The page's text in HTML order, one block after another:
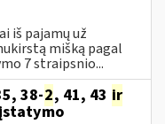
iš pajamų už
mišką pagal
7 straipsnio...
38-2, 41, 43 ir
įstatymo